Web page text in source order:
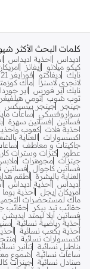
كلمات البحث الأكثر
اديداس احذية اديداس
كيكو ميلانو
إيفانز
نايك ديفاكتو فورايفر 21
لانجري لاسنزا
ماك
نايك اير فورس
اير
توب شوب تومي هيلفيغر
جينجر
جينجر بيسيكس
سواروفسكي
ساعات
فساتين
فساتين سهرة
احذية فلات كعوب
اكسسوارات
العناية
جاكيتات و معاطف
عطور
كنزات وسترات
جينزات مجوهرات
فساتين كاجوال
فساتين
العناية بالبشرة أطقم
أديداس أحذية أديداس
أمريكان إيجل أحذية بوما
ماك لمستحضرات
حقائب تيد بيكر
حقائب
فساتين ايلا ليمتد ايديشن
أحذية رياضية نسائية
أحذية بكعب نسائية
اكسسوارات نسائية
بناطيل نسائية تنانير
ساعات نسائية
شموع
صنادل نسائية جينزات